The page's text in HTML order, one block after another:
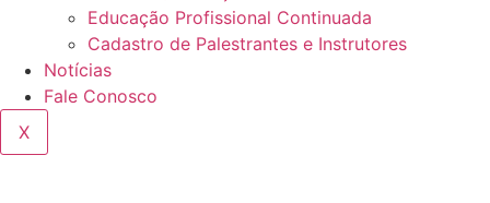
Educação Profissional Continuada
Cadastro de Palestrantes e Instrutores
Notícias
Fale Conosco
X